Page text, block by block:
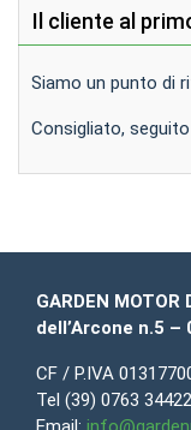
Il cliente al
Siamo un punto di
Consigliato,
GARDEN
dell’Arcone n.5
CF / P.IVA
Tel (39) 0763